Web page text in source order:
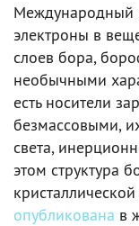
Международный
электроны в
слоев бора,
необычными
есть носители
безмассовыми,
света,
этом структура
опубликована в